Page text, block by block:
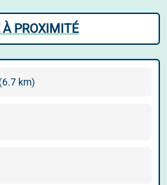
PROXIMITÉ
(6.7 km)